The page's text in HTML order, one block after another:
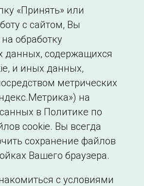
Сведения об
образовательной
организации
«Принять» или
с сайтом, Вы
обработку
данных, содержащихся
и иных данных,
метрических
на
в Политике по
cookie. Вы всегда
сохранение файлов
Вашего браузера.
с условиями